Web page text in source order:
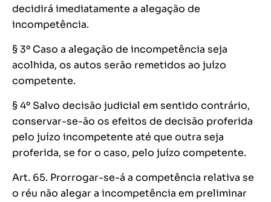
decidirá imediatamente a alegação de
incompetência.
§ 3º Caso a alegação de incompetência seja
acolhida, os autos serão remetidos ao juízo
competente.
§ 4º Salvo decisão judicial em sentido contrário,
conservar-se-ão os efeitos de decisão proferida
pelo juízo incompetente até que outra seja
proferida, se for o caso, pelo juízo competente.
Art. 65. Prorrogar-se-á a competência relativa se
o réu não alegar a incompetência em preliminar